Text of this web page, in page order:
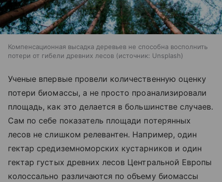
Компенсационная высадка деревьев не способна восполнить
потери от гибели древних лесов
источник: Unsplash
Ученые впервые провели количественную оценку
потери биомассы, а не просто проанализировали
площадь, как это делается в большинстве случаев.
Сам по себе показатель площади потерянных
лесов не слишком релевантен. Например, один
гектар средиземноморских кустарников и один
гектар густых древних лесов Центральной Европы
колоссально различаются по объему биомассы